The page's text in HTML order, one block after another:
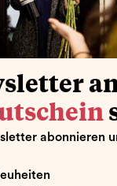
abonnieren